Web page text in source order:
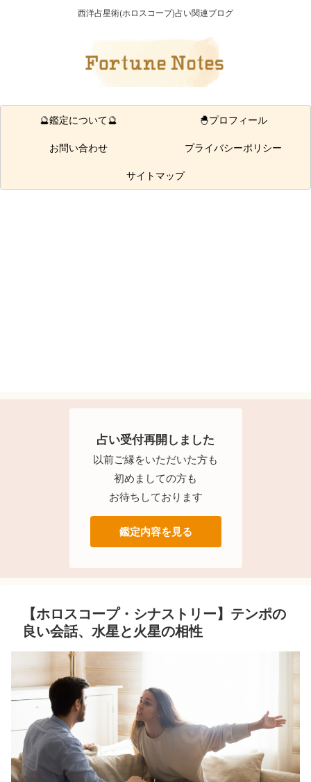
西洋占星術(ホロスコープ)占い関連ブログ
🔮鑑定について🔮
🐣プロフィール
お問い合わせ
プライバシーポリシー
サイトマップ
占い受付再開しました
以前ご縁をいただいた方も
初めましての方も
お待ちしております
鑑定内容を見る
【ホロスコープ・シナストリー】テンポの
良い会話、水星と火星の相性